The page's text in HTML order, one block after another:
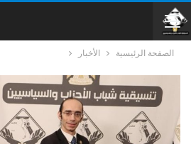
الصفحة الرئيسية الأخبار